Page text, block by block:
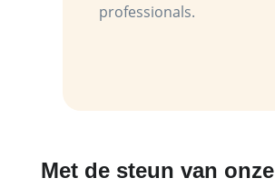
professionals.
Met de steun van onze